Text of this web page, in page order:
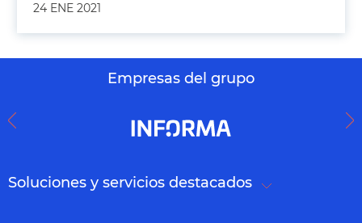
24 ENE 2021
Empresas del grupo
Soluciones y servicios destacados